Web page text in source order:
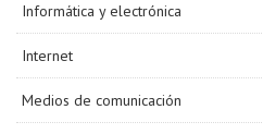
Informática y electrónica
Internet
Medios de comunicación